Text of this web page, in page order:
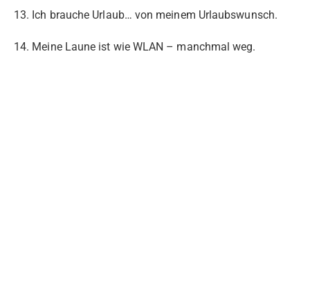
13. Ich brauche Urlaub… von meinem Urlaubswunsch.
14. Meine Laune ist wie WLAN – manchmal weg.